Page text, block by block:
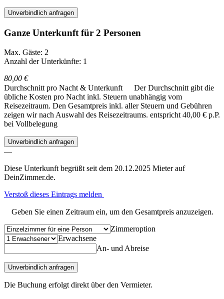
Unverbindlich anfragen
Ganze Unterkunft für 2 Personen
Max. Gäste: 2
Anzahl der Unterkünfte: 1
80,00 €
Durchschnitt pro Nacht & Unterkunft
Der Durchschnitt gibt die
übliche Kosten pro Nacht inkl. Steuern unabhängig vom
Reisezeitraum. Den Gesamtpreis inkl. aller Steuern und Gebühren
zeigen wir nach Auswahl des Reisezeitraums. entspricht 40,00 € p.P.
bei Vollbelegung
Unverbindlich anfragen
—
Diese Unterkunft begrüßt seit dem 20.12.2025 Mieter auf
DeinZimmer.de.
Verstoß dieses Eintrags melden
Geben Sie einen Zeitraum ein, um den Gesamtpreis anzuzeigen.
Zimmeroption
Erwachsene
An- und Abreise
Unverbindlich anfragen
Die Buchung erfolgt direkt über den Vermieter.